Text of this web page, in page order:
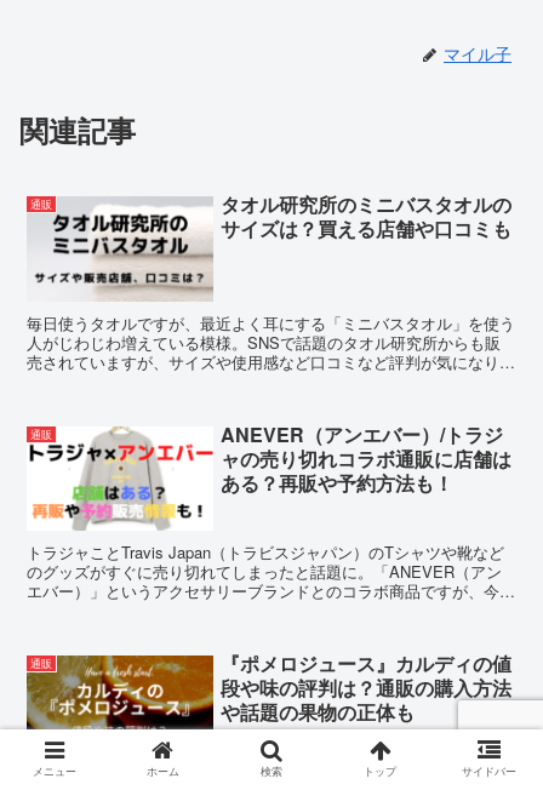
マイル子
関連記事
通販
タオル研究所のミニバスタオルの
サイズは？買える店舗や口コミも
毎日使うタオルですが、最近よく耳にする「ミニバスタオル」を使う
人がじわじわ増えている模様。SNSで話題のタオル研究所からも販
売されていますが、サイズや使用感など口コミなど評判が気になりま
通販
ANEVER（アンエバー）/トラジ
ャの売り切れコラボ通販に店舗は
ある？再販や予約方法も！
トラジャことTravis Japan（トラビスジャパン）のTシャツや靴など
のグッズがすぐに売り切れてしまったと話題に。「ANEVER（アン
エバー）」というアクセサリーブランドとのコラボ商品ですが、今回
通販
『ポメロジュース』カルディの値
段や味の評判は？通販の購入方法
や話題の果物の正体も
CHABAAの『ポメロジュース』がカルディで販売されていますが、
メニュー ホーム 検索 トップ サイドバー